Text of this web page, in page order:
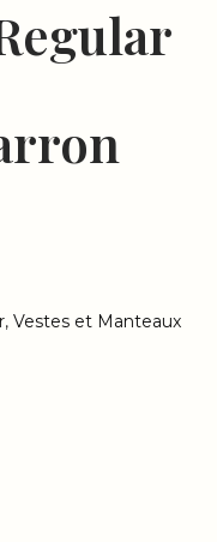
, Vestes et Manteaux